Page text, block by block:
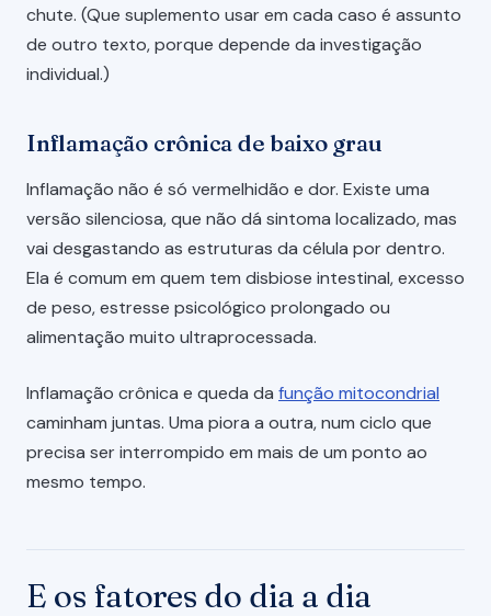
chute. (Que suplemento usar em cada caso é assunto
de outro texto, porque depende da investigação
individual.)
Inflamação crônica de baixo grau
Inflamação não é só vermelhidão e dor. Existe uma
versão silenciosa, que não dá sintoma localizado, mas
vai desgastando as estruturas da célula por dentro.
Ela é comum em quem tem disbiose intestinal, excesso
de peso, estresse psicológico prolongado ou
alimentação muito ultraprocessada.
Inflamação crônica e queda da função mitocondrial
caminham juntas. Uma piora a outra, num ciclo que
precisa ser interrompido em mais de um ponto ao
mesmo tempo.
E os fatores do dia a dia